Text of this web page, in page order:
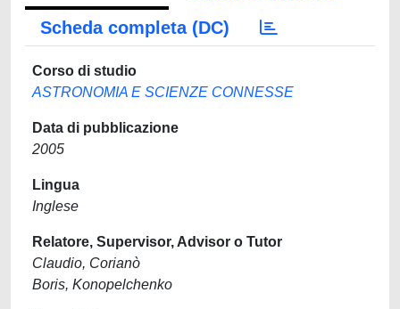
Scheda completa (DC)
Corso di studio
ASTRONOMIA E SCIENZE CONNESSE
Data di pubblicazione
2005
Lingua
Inglese
Relatore, Supervisor, Advisor o Tutor
Claudio, Corianò
Boris, Konopelchenko